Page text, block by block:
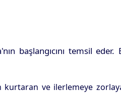
başlangıcını temsil eder.
kurtaran ve ilerlemeye